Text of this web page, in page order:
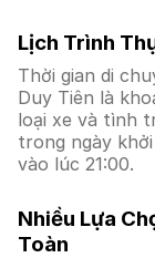
Lịch Trình
Thời gian di
Duy Tiên là
loại xe và tình
trong ngày
vào lúc 21:00.
Nhiều Lựa
Toàn